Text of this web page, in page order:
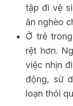
tập đi vệ
ăn nghèo
Ở trẻ
rệt hơn.
việc nhịn
động, sử
loạn thói